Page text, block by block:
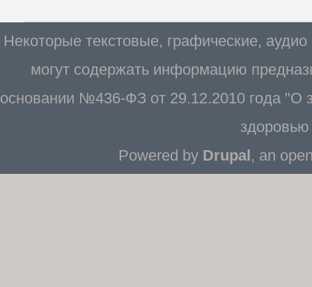
Некоторые текстовые, графические,
могут содержать информацию
основании №436-ФЗ от 29.12.2010 года "О
Powered by Drupal, an